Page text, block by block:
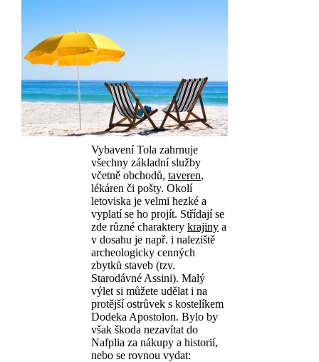
Vybavení Tola zahrnuje
všechny základní služby
včetně obchodů, taveren,
lékáren či pošty. Okolí
letoviska je velmi hezké a
vyplatí se ho projít. Střídají se
zde různé charaktery krajiny a
v dosahu je např. i naleziště
archeologicky cenných
zbytků staveb (tzv.
Starodávné Assini). Malý
výlet si můžete udělat i na
protější ostrůvek s kostelíkem
Dodeka Apostolon. Bylo by
však škoda nezavítat do
Nafplia za nákupy a historií,
nebo se rovnou vydat: